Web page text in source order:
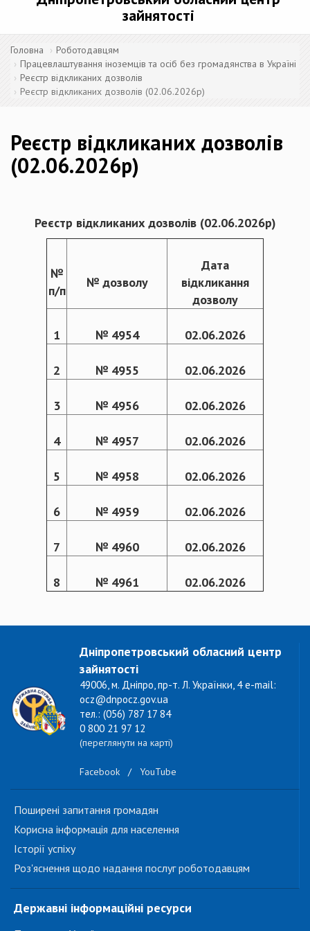
зайнятості
Головна
Роботодавцям
Працевлаштування іноземців та осіб без громадянства в Україні
Реєстр відкликаних дозволів
Реєстр відкликаних дозволів (02.06.2026р)
Реєстр відкликаних дозволів
(02.06.2026р)
Реєстр відкликаних дозволів (02.06.2026р)
№
п/п
№ дозволу
Дата
відкликання
дозволу
1 № 4954 02.06.2026
2 № 4955 02.06.2026
3 № 4956 02.06.2026
4 № 4957 02.06.2026
5 № 4958 02.06.2026
6 № 4959 02.06.2026
7 № 4960 02.06.2026
8 № 4961 02.06.2026
Дніпропетровський обласний центр
зайнятості
49006, м. Дніпро, пр-т. Л. Українки, 4 e-mail:
ocz@dnpocz.gov.ua
тел.: (056) 787 17 84
0 800 21 97 12
(переглянути на карті)
Facebook / YouTube
Поширені запитання громадян
Корисна інформація для населення
Історії успіху
Роз'яснення щодо надання послуг роботодавцям
Державні інформаційні ресурси